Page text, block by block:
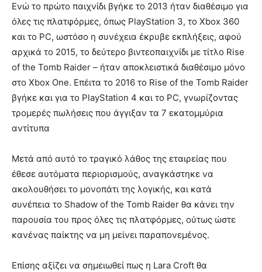
Ενώ το πρώτο παιχνίδι βγήκε το 2013 ήταν διαθέσιμο για
όλες τις πλατφόρμες, όπως PlayStation 3, το Xbox 360
και το PC, ωστόσο η συνέχεια έκρυβε εκπλήξεις, αφού
αρχικά το 2015, το δεύτερο βιντεοπαιχνίδι με τίτλο Rise
of the Tomb Raider – ήταν αποκλειστικά διαθέσιμο μόνο
στο Xbox One. Επέιτα το 2016 το Rise of the Tomb Raider
βγήκε και για το PlayStation 4 και το PC, γνωρίζοντας
τρομερές πωλήσεις που άγγιξαν τα 7 εκατομμύρια
αντίτυπα
Μετά από αυτό το τραγικό λάθος της εταιρείας που
έθεσε αυτόματα περιορισμούς, αναγκάστηκε να
ακολουθήσει το μονοπάτι της λογικής, και κατά
συνέπεια το Shadow of the Tomb Raider θα κάνει την
παρουσία του προς όλες τις πλατφόρμες, ούτως ώστε
κανένας παίκτης να μη μείνει παραπονεμένος.
Επίσης αξίζει να σημειωθεί πως η Lara Croft θα